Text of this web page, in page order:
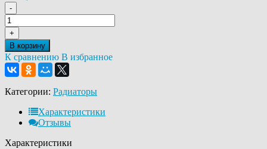
-
+
В корзину
К сравнению В избранное
Категории: Радиаторы
Характеристики
Отзывы
Характеристики